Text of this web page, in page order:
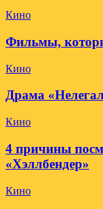
Кино
Фильмы,
Кино
Драма
Кино
4 причины
«Хэллбендер»
Кино